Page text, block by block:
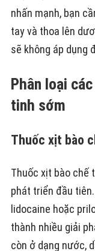
nhấn mạnh, bạn
tay và thoa lên
sẽ không áp dụng
Phân loại
tinh sớm
Thuốc xịt bào
Thuốc xịt bào chế
phát triển đầu
lidocaine hoặc
thành nhiều giải
còn ở dạng nước,